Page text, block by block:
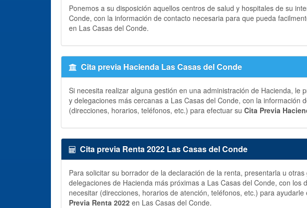
Ponemos a su disposición aquellos centros de salud y hospitales de su
Conde, con la información de contacto necesaria para que pueda
en Las Casas del Conde.
Cita previa Hacienda Las Casas del Conde
Si necesita realizar alguna gestión en una administración de Hacienda, le
y delegaciones más cercanas a Las Casas del Conde, con la información
(direcciones, horarios, teléfonos, etc.) para efectuar su Cita Previa
Cita previa Renta 2022 Las Casas del Conde
Para solicitar su borrador de la declaración de la renta, presentarla u
delegaciones de Hacienda más próximas a Las Casas del Conde, con los
necesitar (direcciones, horarios de atención, teléfonos, etc.) para
Previa Renta 2022 en Las Casas del Conde.